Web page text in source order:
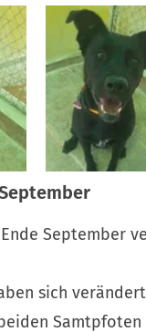
September
sich
Samtpfoten